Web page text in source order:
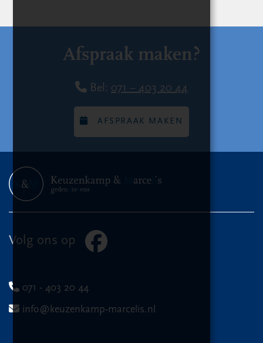
Afspraak maken?
Bel: 071 – 403 20 44
AFSPRAAK MAKEN
Volg ons op
071 - 403 20 44
info@keuzenkamp-marcelis.nl